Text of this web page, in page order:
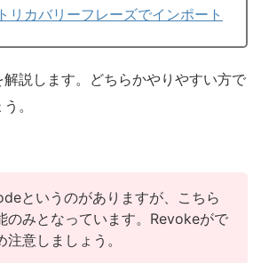
リカバリーフレーズでインポート
説します。どちらかやりやすい方で
。
というのがありますが、こちら
のみとなっています。Revokeがで
注意しましょう。